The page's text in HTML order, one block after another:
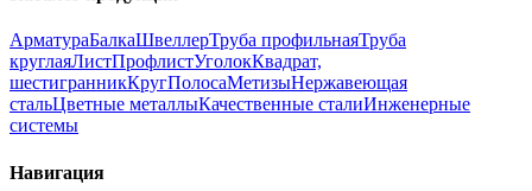
АрматураБалкаШвеллерТруба профильнаяТруба
круглаяЛистПрофлистУголокКвадрат,
шестигранникКругПолосаМетизыНержавеющая
стальЦветные металлыКачественные сталиИнженерные
системы
Навигация